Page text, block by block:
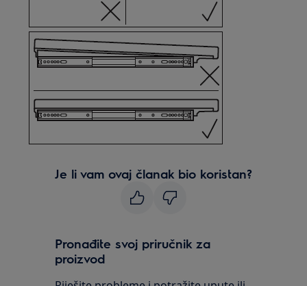
Je li vam ovaj članak bio koristan?
Pronađite svoj priručnik za
proizvod